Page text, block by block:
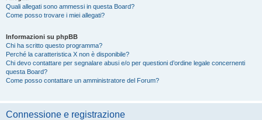
Quali allegati sono ammessi in questa Board?
Come posso trovare i miei allegati?
Informazioni su phpBB
Chi ha scritto questo programma?
Perché la caratteristica X non è disponibile?
Chi devo contattare per segnalare abusi e/o per questioni d’ordine legale concernenti
questa Board?
Come posso contattare un amministratore del Forum?
Connessione e registrazione